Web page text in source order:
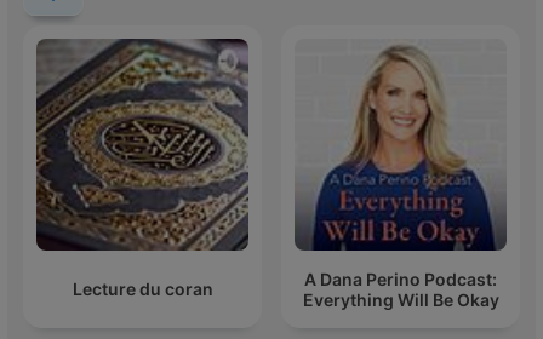
Lecture du coran
A Dana Perino Podcast:
Everything Will Be Okay